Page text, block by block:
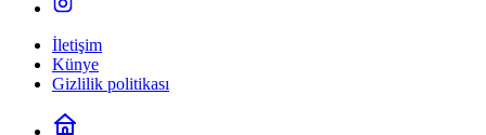
İletişim
Künye
Gizlilik politikası